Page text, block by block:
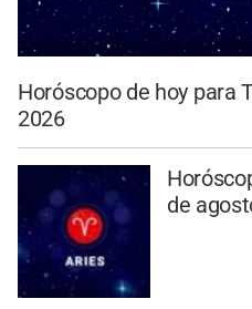
Horóscopo de hoy para
2026
de